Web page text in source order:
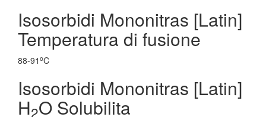
Isosorbidi Mononitras [Latin]
Temperatura di fusione
88-91 oC
Isosorbidi Mononitras [Latin]
H2O Solubilita